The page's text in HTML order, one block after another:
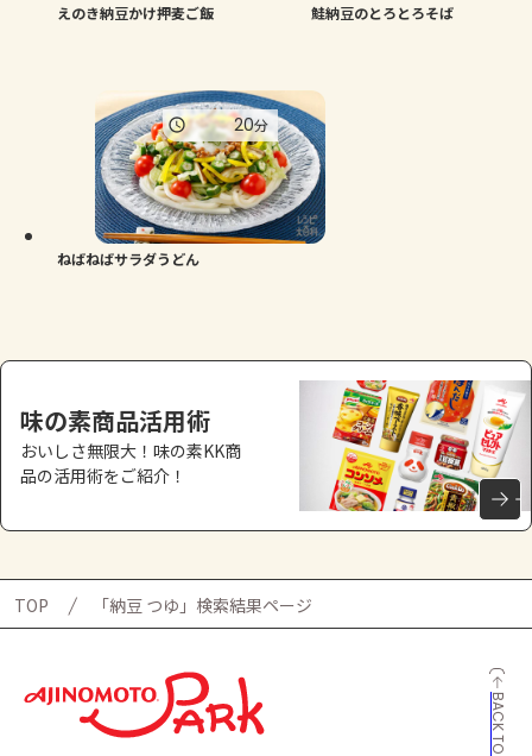
えのき納豆かけ押麦ご飯 鮭納豆のとろとろそば
ねばねばサラダうどん
20分
味の素商品活用術
おいしさ無限大！味の素KK商
品の活用術をご紹介！
TOP 「納豆 つゆ」検索結果ページ
BACK TO TOP